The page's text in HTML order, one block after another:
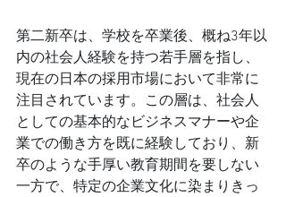
第二新卒は、学校を卒業後、概ね3年以
内の社会人経験を持つ若手層を指し、
現在の日本の採用市場において非常に
注目されています。この層は、社会人
としての基本的なビジネスマナーや企
業での働き方を既に経験しており、新
卒のような手厚い教育期間を要しない
一方で、特定の企業文化に染まりきっ